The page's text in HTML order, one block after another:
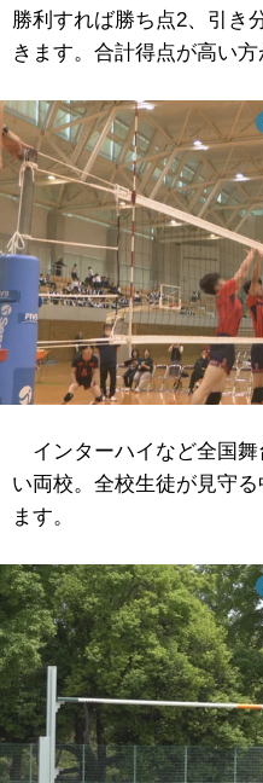
勝利すれば勝ち点2、引き
きます。合計得点が高い
インターハイなど全国舞
い両校。全校生徒が見守
ます。